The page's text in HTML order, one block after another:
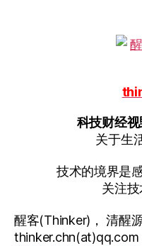
科技财经
关于生
技术的境界是
关注
醒客(Thinker)， 清醒
thinker.chn(at)qq.com